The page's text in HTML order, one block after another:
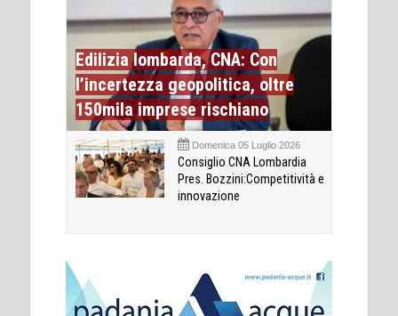
Edilizia lombarda, CNA: Con
l’incertezza geopolitica, oltre
150mila imprese rischiano
Domenica 05 Luglio 2026
Consiglio CNA Lombardia
Pres. Bozzini:Competitività e
innovazione